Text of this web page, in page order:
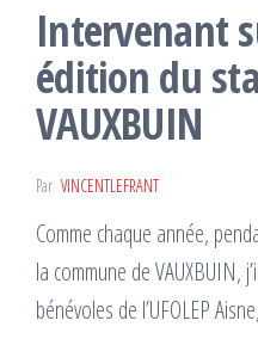
Intervenant
édition du
VAUXBUIN
Par VINCENTLEFRANT
Comme chaque année,
la commune de VAUXBUIN,
bénévoles de l’UFOLEP